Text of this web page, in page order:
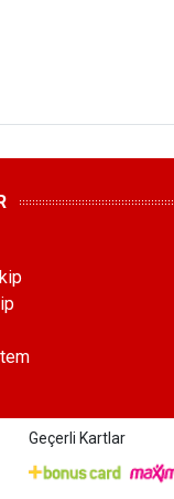
Geçerli Kartlar